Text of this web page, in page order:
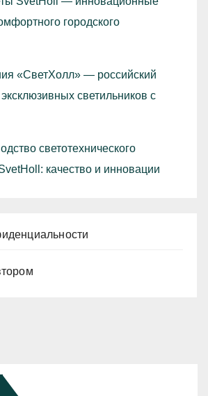
городского
«СветХолл» — российский
светильников с
светотехнического
качество и инновации